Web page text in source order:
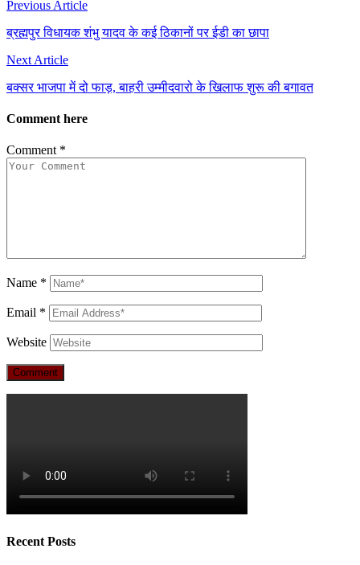
Previous Article
ब्रह्मपुर विधायक शंभु यादव के कई ठिकानों पर ईडी का छापा
Next Article
बक्सर भाजपा में दो फाड़, बाहरी उम्मीदवारो के खिलाफ शुरू की बगावत
Comment here
Comment *
Name *
Email *
Website
Recent Posts